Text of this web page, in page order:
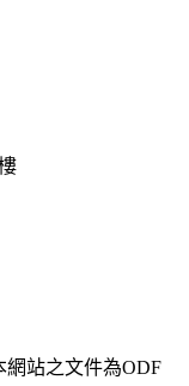
站之文件為ODF